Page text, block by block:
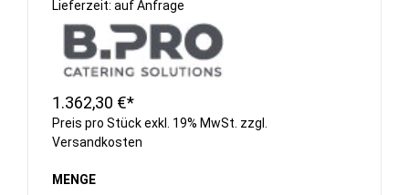
Lieferzeit: auf Anfrage
1.362,30 €*
Preis pro Stück exkl. 19% MwSt. zzgl.
Versandkosten
MENGE